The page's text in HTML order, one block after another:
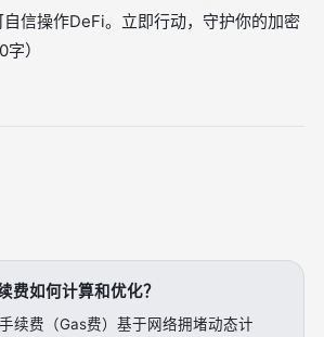
信操作DeFi。立即行动，守护你的加密
）
费如何计算和优化？
续费（Gas费）基于网络拥堵动态计